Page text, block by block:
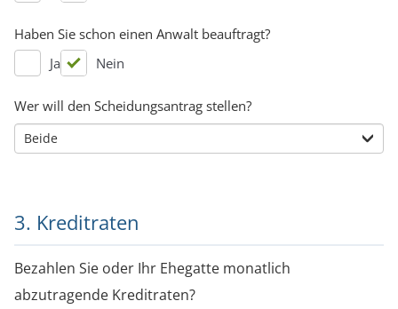
Haben Sie schon einen Anwalt beauftragt?
Ja
Nein
Wer will den Scheidungsantrag stellen?
3. Kreditraten
Bezahlen Sie oder Ihr Ehegatte monatlich
abzutragende Kreditraten?